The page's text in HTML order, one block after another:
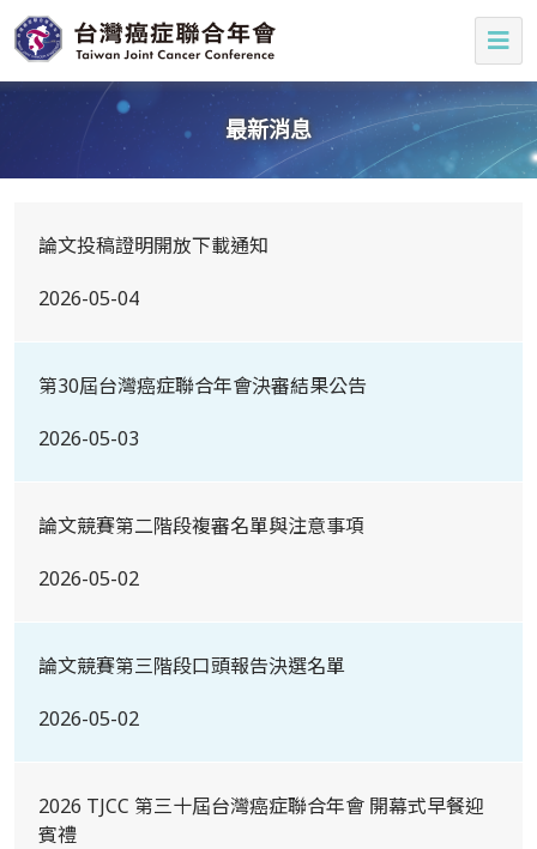
最新消息
論文投稿證明開放下載通知
2026-05-04
第30屆台灣癌症聯合年會決審結果公告
2026-05-03
論文競賽第二階段複審名單與注意事項
2026-05-02
論文競賽第三階段口頭報告決選名單
2026-05-02
2026 TJCC 第三十屆台灣癌症聯合年會 開幕式早餐迎
賓禮